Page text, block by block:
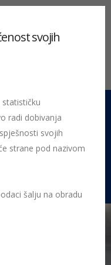
svojih
statističku
radi dobivanja
svojih
strane pod nazivom
šalju na obradu